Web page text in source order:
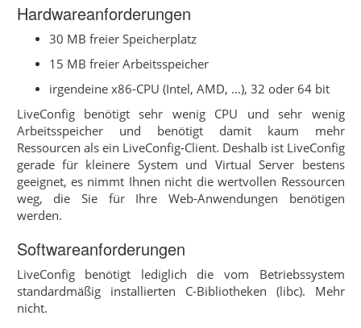
Hardwareanforderungen
30 MB freier Speicherplatz
15 MB freier Arbeitsspeicher
irgendeine x86-CPU (Intel, AMD, ...), 32 oder 64 bit
LiveConfig benötigt sehr wenig CPU und sehr wenig
Arbeitsspeicher und benötigt damit kaum mehr
Ressourcen als ein LiveConfig-Client. Deshalb ist LiveConfig
gerade für kleinere System und Virtual Server bestens
geeignet, es nimmt Ihnen nicht die wertvollen Ressourcen
weg, die Sie für Ihre Web-Anwendungen benötigen
werden.
Softwareanforderungen
LiveConfig benötigt lediglich die vom Betriebssystem
standardmäßig installierten C-Bibliotheken (libc). Mehr
nicht.